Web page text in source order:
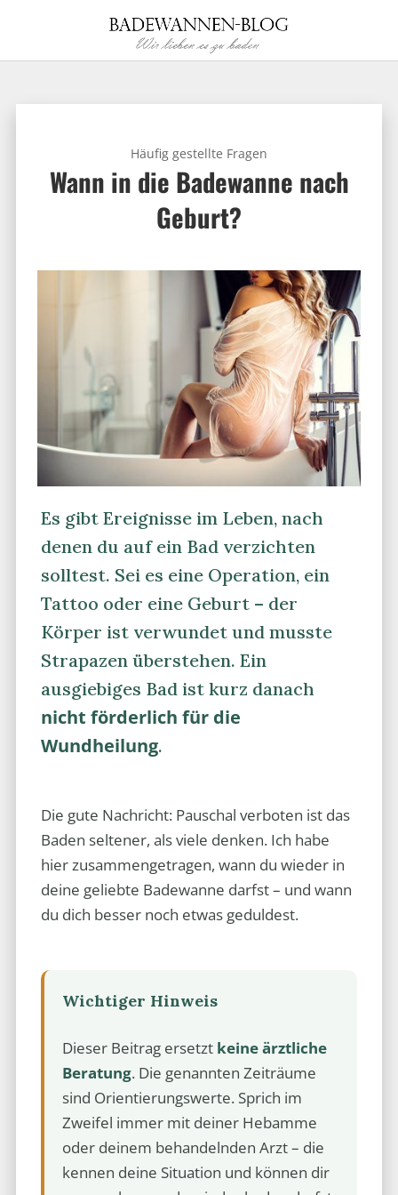
Wann in die Badewanne nach
Geburt?
Häufig gestellte Fragen
Es gibt Ereignisse im Leben, nach
denen du auf ein Bad verzichten
solltest. Sei es eine Operation, ein
Tattoo oder eine Geburt – der
Körper ist verwundet und musste
Strapazen überstehen. Ein
ausgiebiges Bad ist kurz danach
nicht förderlich für die
Wundheilung.
Die gute Nachricht: Pauschal verboten ist das
Baden seltener, als viele denken. Ich habe
hier zusammengetragen, wann du wieder in
deine geliebte Badewanne darfst – und wann
du dich besser noch etwas geduldest.
Wichtiger Hinweis
Dieser Beitrag ersetzt keine ärztliche
Beratung. Die genannten Zeiträume
sind Orientierungswerte. Sprich im
Zweifel immer mit deiner Hebamme
oder deinem behandelnden Arzt – die
kennen deine Situation und können dir